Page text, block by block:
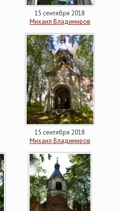
15 сентября 2018
Михаил Владимиров
15 сентября 2018
Михаил Владимиров